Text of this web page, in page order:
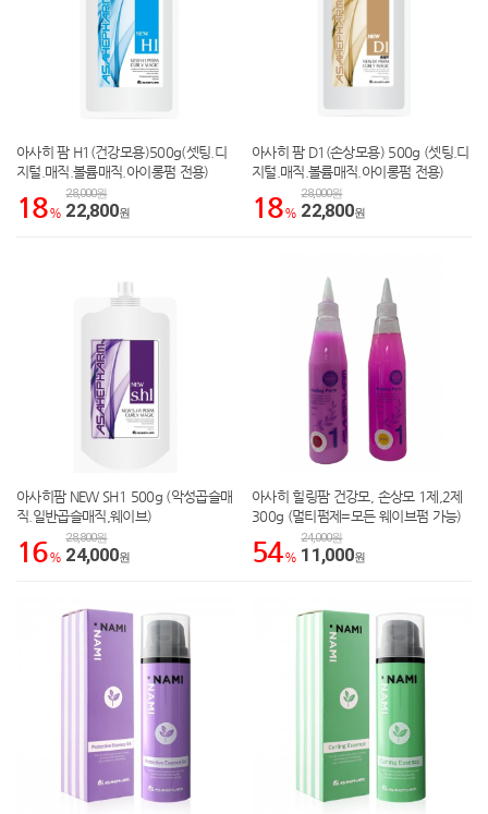
아사히 팜 H1(건강모용)500g(셋팅.디
지털.매직.볼륨매직.아이롱펌 전용)
18 %
28,000원
22,800원
아사히 팜 D1(손상모용) 500g (셋팅.디
지털.매직.볼륨매직.아이롱펌 전용)
18 %
28,000원
22,800원
아사히팜 NEW SH1 500g (악성곱슬매
직.일반곱슬매직,웨이브)
16 %
28,800원
24,000원
아사히 힐링팜 건강모, 손상모 1제,2제
300g (멀티펌제=모든 웨이브펌 가능)
54 %
24,000원
11,000원